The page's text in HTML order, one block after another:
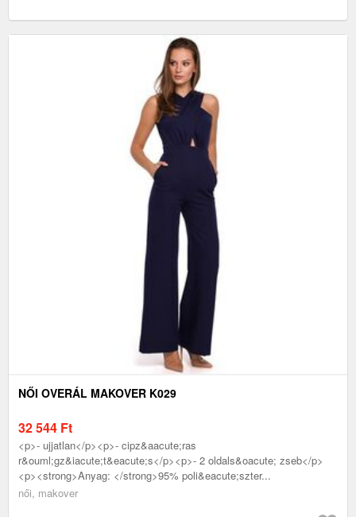
NŐI OVERÁL MAKOVER K029
32 544 Ft
<p>- ujjatlan</p><p>- cipz&aacute;ras
r&ouml;gz&iacute;t&eacute;s</p><p>- 2 oldals&oacute; zseb</p>
<p><strong>Anyag: </strong>95% poli&eacute;szter...
női, makover